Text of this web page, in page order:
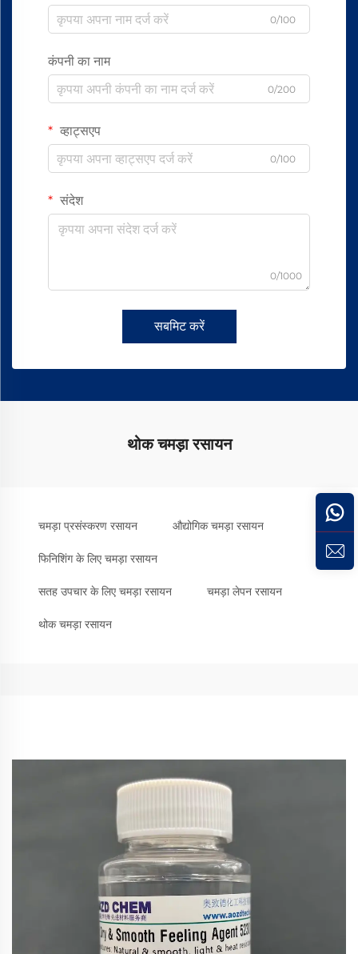
0/100
कंपनी का नाम
0/200
व्हाट्सएप
0/100
संदेश
0/1000
सबमिट करें
थोक चमड़ा रसायन
चमड़ा प्रसंस्करण रसायन औद्योगिक चमड़ा रसायन
फिनिशिंग के लिए चमड़ा रसायन
सतह उपचार के लिए चमड़ा रसायन चमड़ा लेपन रसायन
थोक चमड़ा रसायन